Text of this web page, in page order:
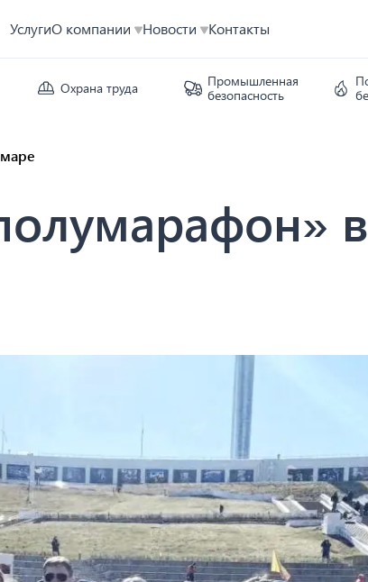
УслугиО компании Новости Контакты
Охрана труда
Промышленная
безопасность